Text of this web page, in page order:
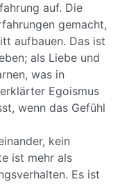
auf. Die
gemacht,
aufbauen. Das ist
als Liebe und
was in
Egoismus
wenn das Gefühl
kein
ist mehr als
Es ist